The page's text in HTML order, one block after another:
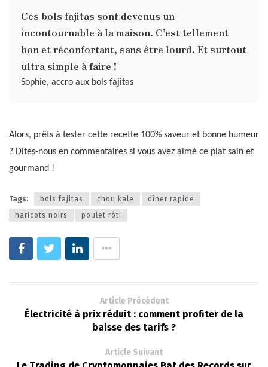
Ces bols fajitas sont devenus un
incontournable à la maison. C’est tellement
bon et réconfortant, sans être lourd. Et surtout
ultra simple à faire !
Sophie, accro aux bols fajitas
Alors, prêts à tester cette recette 100% saveur et bonne humeur
? Dites-nous en commentaires si vous avez aimé ce plat sain et
gourmand !
Tags: bols fajitas chou kale
dîner rapide
haricots noirs
poulet rôti
Article Précédent
Électricité à prix réduit : comment profiter de la
baisse des tarifs ?
Article Suivant